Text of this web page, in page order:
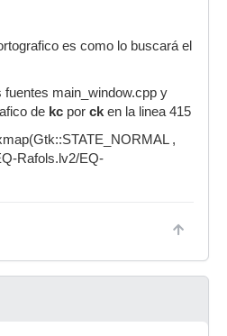
es como lo buscará el
fuentes main_window.cpp y
de kc por ck en la linea 415
,
Rafols.lv2/EQ-